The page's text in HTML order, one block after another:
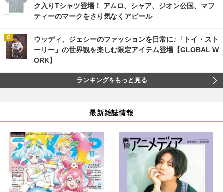
ク入りTシャツ登場！ アムロ、シャア、ジオン公国、マフ
ティーのマークをさり気なくアピール
ウッディ、ジェシーのファッションを日常に♪「トイ・スト
ーリー」の世界観を楽しむ限定アイテム登場【GLOBAL W
ORK】
ランキングをもっと見る
最新雑誌情報